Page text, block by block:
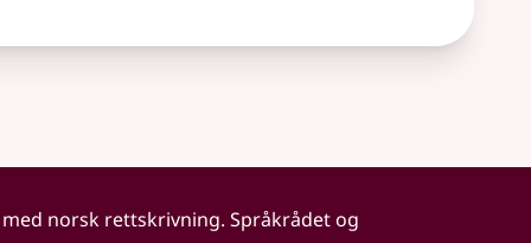
norsk rettskrivning. Språkrådet og